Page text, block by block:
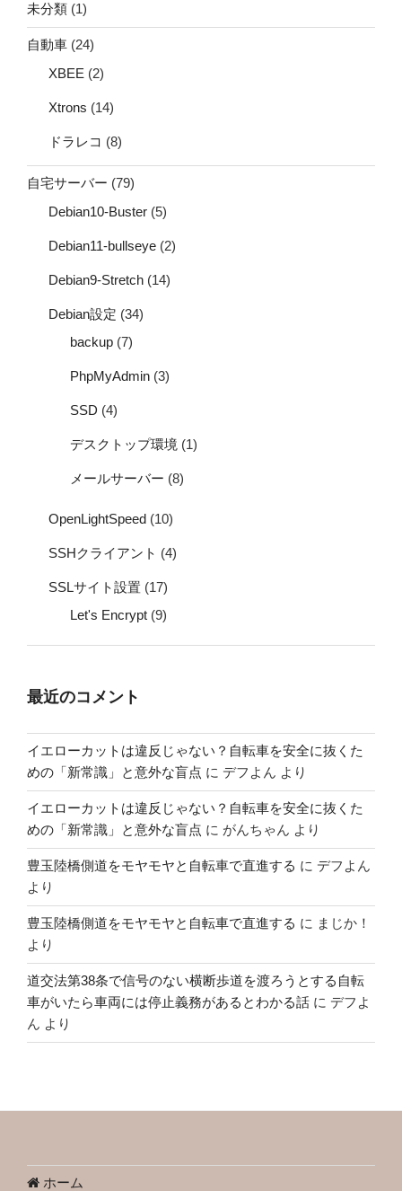
未分類 (1)
自動車 (24)
XBEE (2)
Xtrons (14)
ドラレコ (8)
自宅サーバー (79)
Debian10-Buster (5)
Debian11-bullseye (2)
Debian9-Stretch (14)
Debian設定 (34)
backup (7)
PhpMyAdmin (3)
SSD (4)
デスクトップ環境 (1)
メールサーバー (8)
OpenLightSpeed (10)
SSHクライアント (4)
SSLサイト設置 (17)
Let's Encrypt (9)
最近のコメント
イエローカットは違反じゃない？自転車を安全に抜くた
めの「新常識」と意外な盲点 に デフよん より
イエローカットは違反じゃない？自転車を安全に抜くた
めの「新常識」と意外な盲点 に がんちゃん より
豊玉陸橋側道をモヤモヤと自転車で直進する に デフよん
より
豊玉陸橋側道をモヤモヤと自転車で直進する に まじか！
より
道交法第38条で信号のない横断歩道を渡ろうとする自転
車がいたら車両には停止義務があるとわかる話 に デフよ
ん より
ホーム